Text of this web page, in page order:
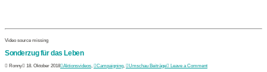
Video source missing
Sonderzug für das Leben
Ronny 18. Oktober 2018 Aktionsvideos, Campaigning, Umschau Beiträge
Leave a Comment